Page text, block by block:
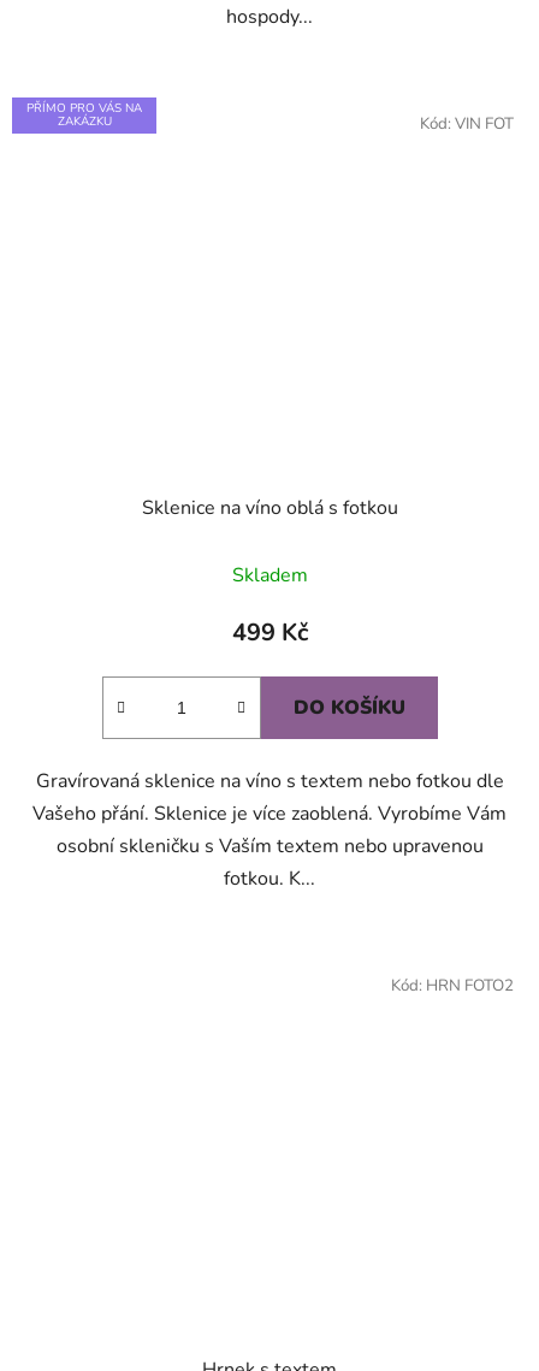
hospody...
PŘÍMO PRO VÁS NA
ZAKÁZKU
Sklenice na víno oblá s fotkou
hodnocení
produktu
5,0
hvězdiček.
Skladem
499 Kč
DO KOŠÍKU
Gravírovaná sklenice na víno s textem nebo fotkou dle
Vašeho přání. Sklenice je více zaoblená. Vyrobíme Vám
osobní skleničku s Vaším textem nebo upravenou
fotkou. K...
Kód: VIN FOT
Kód: HRN FOTO2